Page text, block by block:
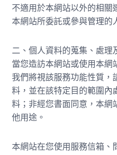
不適用於本網站以外的相關
本網站所委託或參與管理的
二、個人資料的蒐集、處理
當您造訪本網站或使用本網
我們將視該服務功能性質，
料，並在該特定目的範圍內
料；非經您書面同意，本網
他用途。
本網站在您使用服務信箱、